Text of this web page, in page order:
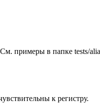
примеры в папке tests/
к регистру.